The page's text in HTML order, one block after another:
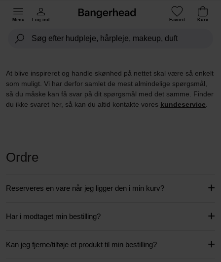
Menu Log ind Favorit Kurv
At blive inspireret og handle skønhed på nettet skal være så enkelt
som muligt. Vi har derfor samlet de mest almindelige spørgsmål,
så du måske kan få svar på dit spørgsmål med det samme. Finder
du ikke svaret her, så kan du altid kontakte vores kundeservice
Ordre
Reserveres en vare når jeg ligger den i min kurv?
Har i modtaget min bestilling?
Kan jeg fjerne/tilføje et produkt til min bestilling?